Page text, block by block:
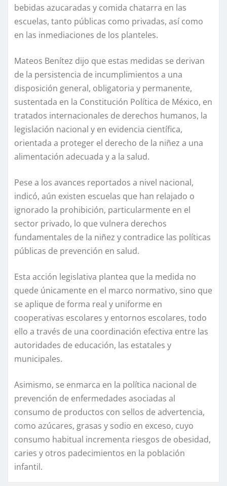
bebidas azucaradas y comida chatarra en las
escuelas, tanto públicas como privadas, así como
en las inmediaciones de los planteles.
Mateos Benítez dijo que estas medidas se derivan
de la persistencia de incumplimientos a una
disposición general, obligatoria y permanente,
sustentada en la Constitución Política de México, en
tratados internacionales de derechos humanos, la
legislación nacional y en evidencia científica,
orientada a proteger el derecho de la niñez a una
alimentación adecuada y a la salud.
Pese a los avances reportados a nivel nacional,
indicó, aún existen escuelas que han relajado o
ignorado la prohibición, particularmente en el
sector privado, lo que vulnera derechos
fundamentales de la niñez y contradice las políticas
públicas de prevención en salud.
Esta acción legislativa plantea que la medida no
quede únicamente en el marco normativo, sino que
se aplique de forma real y uniforme en
cooperativas escolares y entornos escolares, todo
ello a través de una coordinación efectiva entre las
autoridades de educación, las estatales y
municipales.
Asimismo, se enmarca en la política nacional de
prevención de enfermedades asociadas al
consumo de productos con sellos de advertencia,
como azúcares, grasas y sodio en exceso, cuyo
consumo habitual incrementa riesgos de obesidad,
caries y otros padecimientos en la población
infantil.